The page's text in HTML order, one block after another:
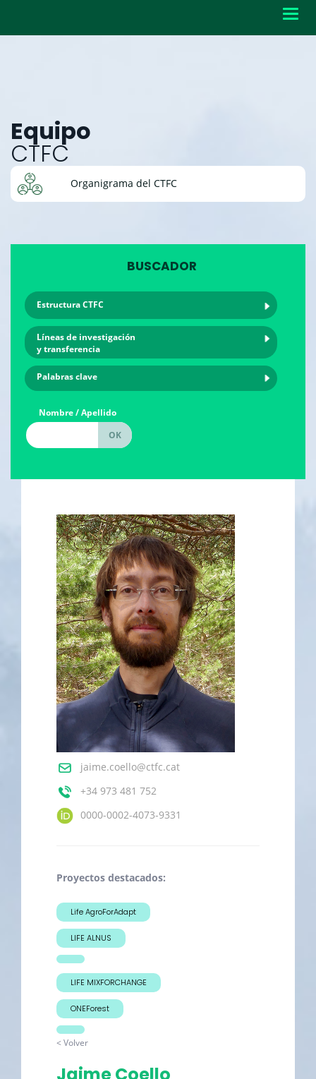
Equipo
CTFC
Organigrama del CTFC
BUSCADOR
Estructura CTFC
Líneas de investigación
y transferencia
Palabras clave
Nombre / Apellido
jaime.coello@ctfc.cat
+34 973 481 752
0000-0002-4073-9331
Proyectos destacados:
Life AgroForAdapt
LIFE ALNUS
LIFE MIXFORCHANGE
ONEForest
< Volver
Jaime Coello